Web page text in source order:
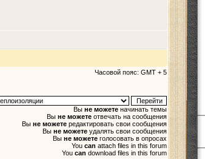
Часовой пояс: GMT + 5
Вы не можете начинать темы
Вы не можете отвечать на сообщения
Вы не можете редактировать свои сообщения
Вы не можете удалять свои сообщения
Вы не можете голосовать в опросах
You can attach files in this forum
You can download files in this forum